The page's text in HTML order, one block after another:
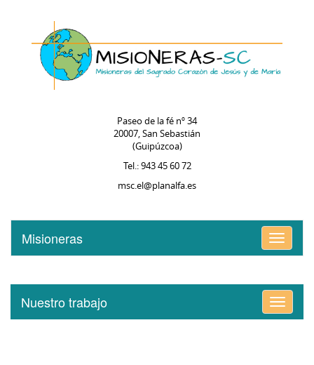
Paseo de la fé nº 34
20007, San Sebastián
(Guipúzcoa)
Tel.: 943 45 60 72
msc.el@planalfa.es
Alternar
menú
Misioneras
Alternar
menú
Nuestro trabajo